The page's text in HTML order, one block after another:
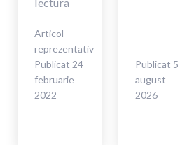
Școala
Gimnazială
Articol
reprezentativ
Publicat 24
februarie
2022
Publicat 5
august
2026